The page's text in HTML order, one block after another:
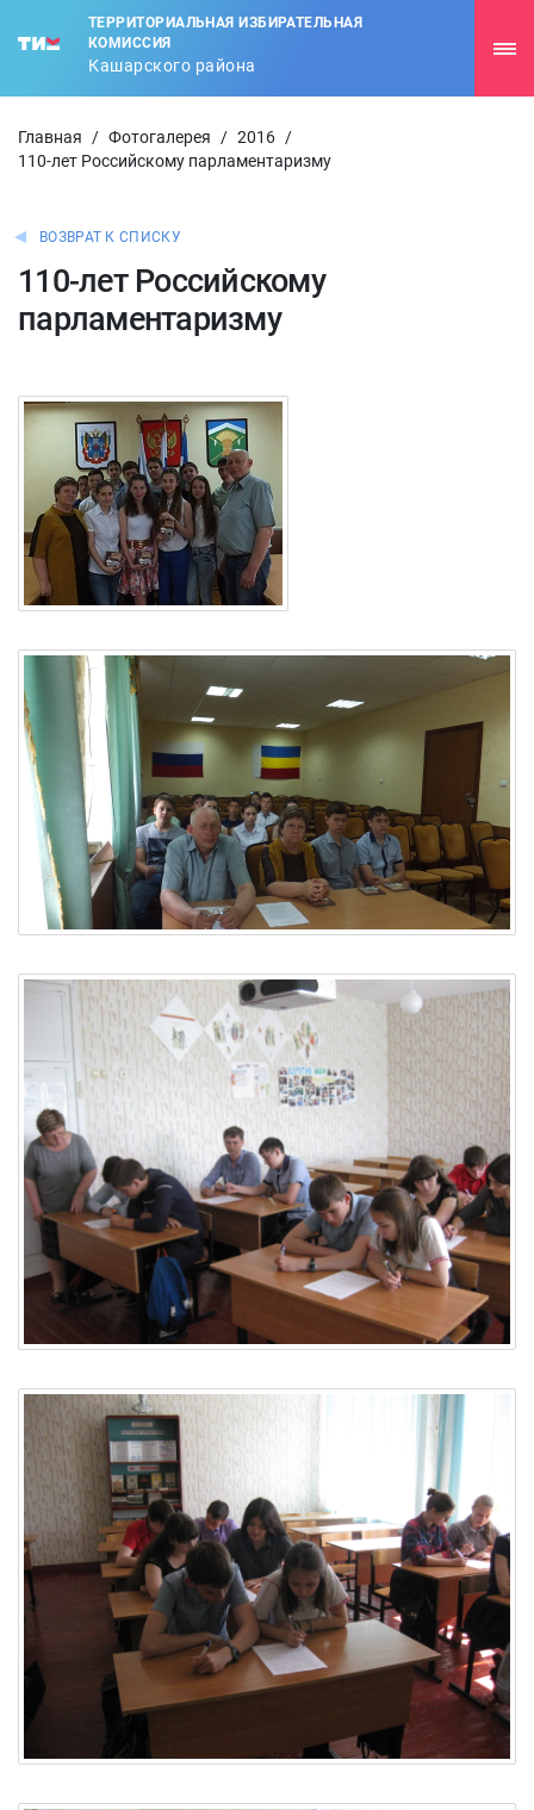
ТЕРРИТОРИАЛЬНАЯ ИЗБИРАТЕЛЬНАЯ
КОМИССИЯ
Кашарского района
Главная / Фотогалерея / 2016 /
110-лет Российскому парламентаризму
ВОЗВРАТ К СПИСКУ
110-лет Российскому
парламентаризму